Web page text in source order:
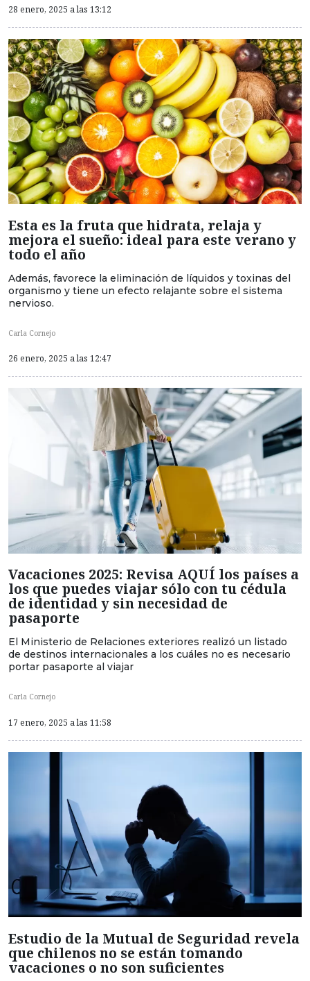
28 enero, 2025 a las 13:12
Esta es la fruta que hidrata, relaja y
mejora el sueño: ideal para este verano y
todo el año
Además, favorece la eliminación de líquidos y toxinas del
organismo y tiene un efecto relajante sobre el sistema
nervioso.
Carla Cornejo
26 enero, 2025 a las 12:47
Vacaciones 2025: Revisa AQUÍ los países a
los que puedes viajar sólo con tu cédula
de identidad y sin necesidad de
pasaporte
El Ministerio de Relaciones exteriores realizó un listado
de destinos internacionales a los cuáles no es necesario
portar pasaporte al viajar
Carla Cornejo
17 enero, 2025 a las 11:58
Estudio de la Mutual de Seguridad revela
que chilenos no se están tomando
vacaciones o no son suficientes